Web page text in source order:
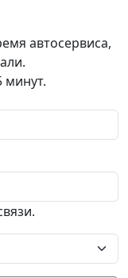
автосервиса,
минут.